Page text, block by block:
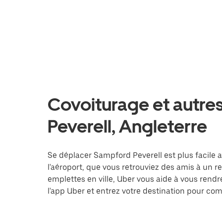
Covoiturage et
Peverell, Angleterre
Se déplacer Sampford Peverell est plus facile
l'aéroport, que vous retrouviez des amis à un
emplettes en ville, Uber vous aide à vous
l'app Uber et entrez votre destination pour